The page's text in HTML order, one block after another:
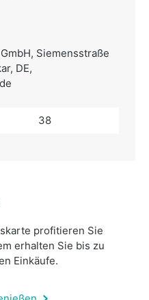
Siemensstraße
DE,
38
profitieren Sie
erhalten Sie bis zu
Einkäufe.